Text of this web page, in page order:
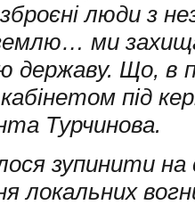
люди з
ми
державу. Що, в
кабінетом під
Турчинова.
зупинити на
локальних